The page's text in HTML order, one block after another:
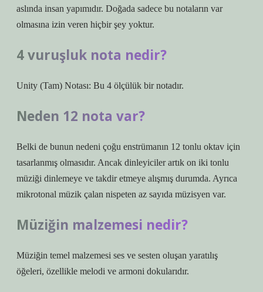
aslında insan yapımıdır. Doğada sadece bu notaların var
olmasına izin veren hiçbir şey yoktur.
4 vuruşluk nota nedir?
Unity (Tam) Notası: Bu 4 ölçülük bir notadır.
Neden 12 nota var?
Belki de bunun nedeni çoğu enstrümanın 12 tonlu oktav için
tasarlanmış olmasıdır. Ancak dinleyiciler artık on iki tonlu
müziği dinlemeye ve takdir etmeye alışmış durumda. Ayrıca
mikrotonal müzik çalan nispeten az sayıda müzisyen var.
Müziğin malzemesi nedir?
Müziğin temel malzemesi ses ve sesten oluşan yaratılış
öğeleri, özellikle melodi ve armoni dokularıdır.